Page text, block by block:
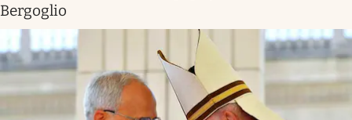
Bergoglio